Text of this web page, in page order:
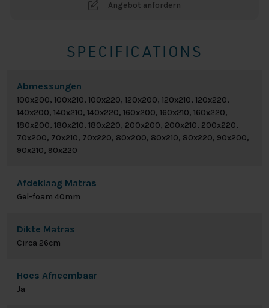
Angebot anfordern
SPECIFICATIONS
Abmessungen
100x200, 100x210, 100x220, 120x200, 120x210, 120x220,
140x200, 140x210, 140x220, 160x200, 160x210, 160x220,
180x200, 180x210, 180x220, 200x200, 200x210, 200x220,
70x200, 70x210, 70x220, 80x200, 80x210, 80x220, 90x200,
90x210, 90x220
Afdeklaag Matras
Gel-foam 40mm
Dikte Matras
Circa 26cm
Hoes Afneembaar
Ja